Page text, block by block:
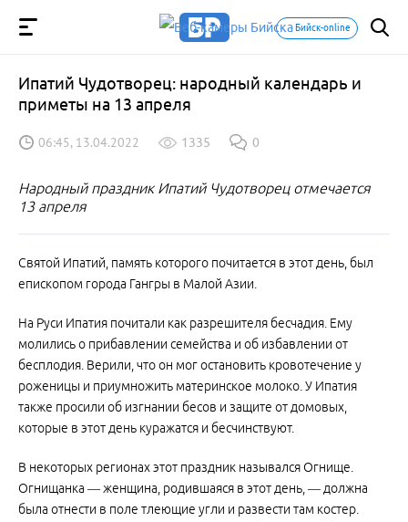
Бийск-online
Ипатий Чудотворец: народный календарь и
приметы на 13 апреля
06:45, 13.04.2022 1335 0
Народный праздник Ипатий Чудотворец отмечается
13 апреля
Святой Ипатий, память которого почитается в этот день, был
епископом города Гангры в Малой Азии.
На Руси Ипатия почитали как разрешителя бесчадия. Ему
молились о прибавлении семейства и об избавлении от
бесплодия. Верили, что он мог остановить кровотечение у
роженицы и приумножить материнское молоко. У Ипатия
также просили об изгнании бесов и защите от домовых,
которые в этот день куражатся и бесчинствуют.
В некоторых регионах этот праздник назывался Огнище.
Огнищанка — женщина, родившаяся в этот день, — должна
была отнести в поле тлеющие угли и развести там костер.